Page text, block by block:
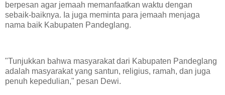
berpesan agar jemaah memanfaatkan waktu dengan
sebaik-baiknya. Ia juga meminta para jemaah menjaga
nama baik Kabupaten Pandeglang.
"Tunjukkan bahwa masyarakat dari Kabupaten Pandeglang
adalah masyarakat yang santun, religius, ramah, dan juga
penuh kepedulian," pesan Dewi.